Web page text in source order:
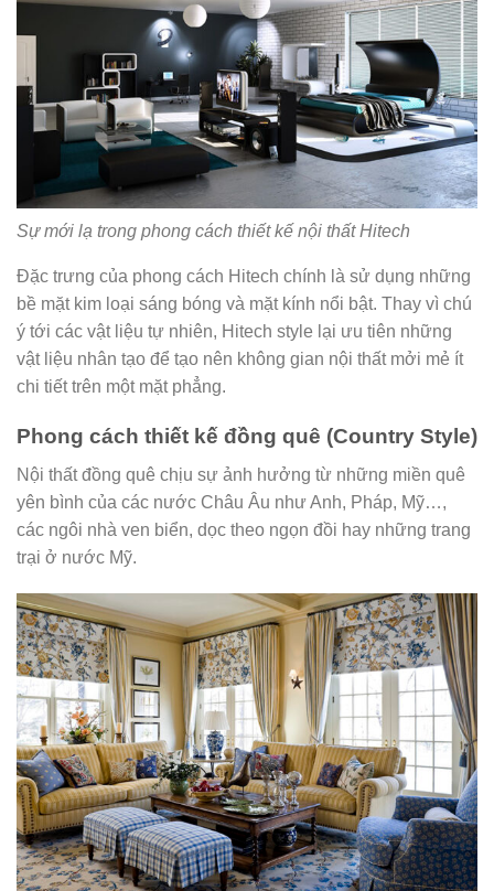
Sự mới lạ trong phong cách thiết kế nội thất Hitech
Đặc trưng của phong cách Hitech chính là sử dụng những
bề mặt kim loại sáng bóng và mặt kính nổi bật. Thay vì chú
ý tới các vật liệu tự nhiên, Hitech style lại ưu tiên những
vật liệu nhân tạo để tạo nên không gian nội thất mởi mẻ ít
chi tiết trên một mặt phẳng.
Phong cách thiết kế đồng quê (Country Style)
Nội thất đồng quê chịu sự ảnh hưởng từ những miền quê
yên bình của các nước Châu Âu như Anh, Pháp, Mỹ…,
các ngôi nhà ven biển, dọc theo ngọn đồi hay những trang
trại ở nước Mỹ.